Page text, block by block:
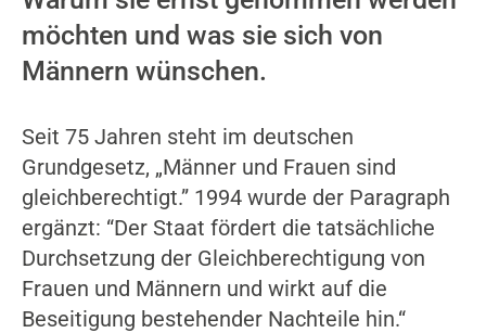
möchten und was sie sich von
Männern wünschen.
Seit 75 Jahren steht im deutschen
Grundgesetz, „Männer und Frauen sind
gleichberechtigt.” 1994 wurde der Paragraph
ergänzt: “Der Staat fördert die tatsächliche
Durchsetzung der Gleichberechtigung von
Frauen und Männern und wirkt auf die
Beseitigung bestehender Nachteile hin.“